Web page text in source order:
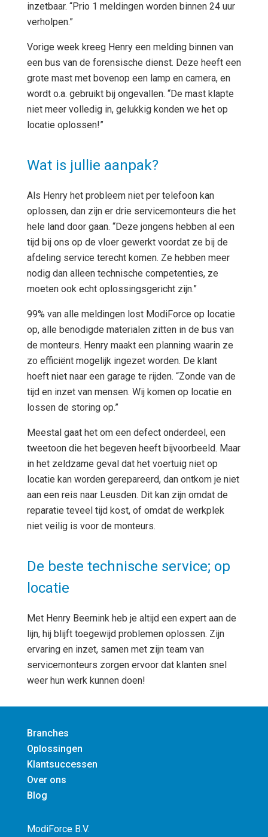
inzetbaar. “Prio 1 meldingen worden binnen 24 uur
verholpen.”
Vorige week kreeg Henry een melding binnen van
een bus van de forensische dienst. Deze heeft een
grote mast met bovenop een lamp en camera, en
wordt o.a. gebruikt bij ongevallen. “De mast klapte
niet meer volledig in, gelukkig konden we het op
locatie oplossen!”
Wat is jullie aanpak?
Als Henry het probleem niet per telefoon kan
oplossen, dan zijn er drie servicemonteurs die het
hele land door gaan. “Deze jongens hebben al een
tijd bij ons op de vloer gewerkt voordat ze bij de
afdeling service terecht komen. Ze hebben meer
nodig dan alleen technische competenties, ze
moeten ook echt oplossingsgericht zijn.”
99% van alle meldingen lost ModiForce op locatie
op, alle benodigde materialen zitten in de bus van
de monteurs. Henry maakt een planning waarin ze
zo efficiënt mogelijk ingezet worden. De klant
hoeft niet naar een garage te rijden. “Zonde van de
tijd en inzet van mensen. Wij komen op locatie en
lossen de storing op.”
Meestal gaat het om een defect onderdeel, een
tweetoon die het begeven heeft bijvoorbeeld. Maar
in het zeldzame geval dat het voertuig niet op
locatie kan worden gerepareerd, dan ontkom je niet
aan een reis naar Leusden. Dit kan zijn omdat de
reparatie teveel tijd kost, of omdat de werkplek
niet veilig is voor de monteurs.
De beste technische service; op
locatie
Met Henry Beernink heb je altijd een expert aan de
lijn, hij blijft toegewijd problemen oplossen. Zijn
ervaring en inzet, samen met zijn team van
servicemonteurs zorgen ervoor dat klanten snel
weer hun werk kunnen doen!
Branches
Oplossingen
Klantsuccessen
Over ons
Blog
ModiForce B.V.